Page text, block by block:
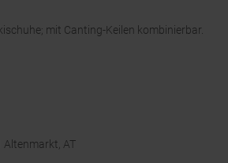
mit Canting-Keilen kombinierbar.
Altenmarkt, AT